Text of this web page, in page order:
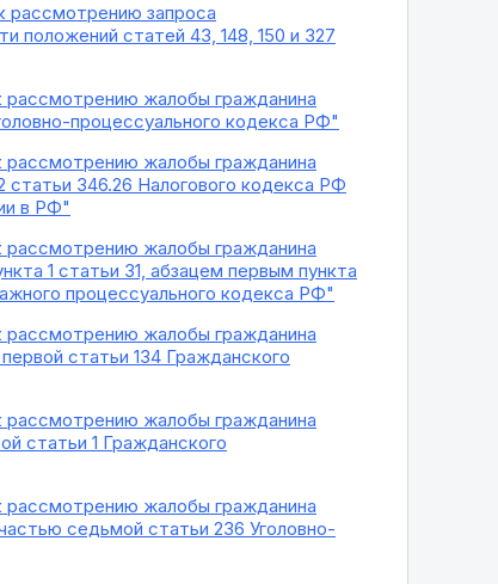
рассмотрению запроса
положений статей 43, 148, 150 и 327
рассмотрению жалобы гражданина
процессуального кодекса РФ"
рассмотрению жалобы гражданина
статьи 346.26 Налогового кодекса РФ
в РФ"
рассмотрению жалобы гражданина
1 статьи 31, абзацем первым пункта
процессуального кодекса РФ"
рассмотрению жалобы гражданина
статьи 134 Гражданского
рассмотрению жалобы гражданина
статьи 1 Гражданского
рассмотрению жалобы гражданина
седьмой статьи 236 Уголовно-